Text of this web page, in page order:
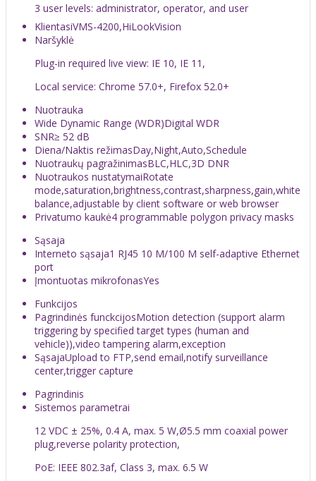
3 user levels: administrator, operator, and user
KlientasiVMS-4200,HiLookVision
Naršyklė
Plug-in required live view: IE 10, IE 11,
Local service: Chrome 57.0+, Firefox 52.0+
Nuotrauka
Wide Dynamic Range (WDR)Digital WDR
SNR≥ 52 dB
Diena/Naktis režimasDay,Night,Auto,Schedule
Nuotraukų pagražinimasBLC,HLC,3D DNR
Nuotraukos nustatymaiRotate
mode,saturation,brightness,contrast,sharpness,gain,white
balance,adjustable by client software or web browser
Privatumo kaukė4 programmable polygon privacy masks
Sąsaja
Interneto sąsaja1 RJ45 10 M/100 M self-adaptive Ethernet
port
Įmontuotas mikrofonasYes
Funkcijos
Pagrindinės funckcijosMotion detection (support alarm
triggering by specified target types (human and
vehicle)),video tampering alarm,exception
SąsajaUpload to FTP,send email,notify surveillance
center,trigger capture
Pagrindinis
Sistemos parametrai
12 VDC ± 25%, 0.4 A, max. 5 W,Ø5.5 mm coaxial power
plug,reverse polarity protection,
PoE: IEEE 802.3af, Class 3, max. 6.5 W